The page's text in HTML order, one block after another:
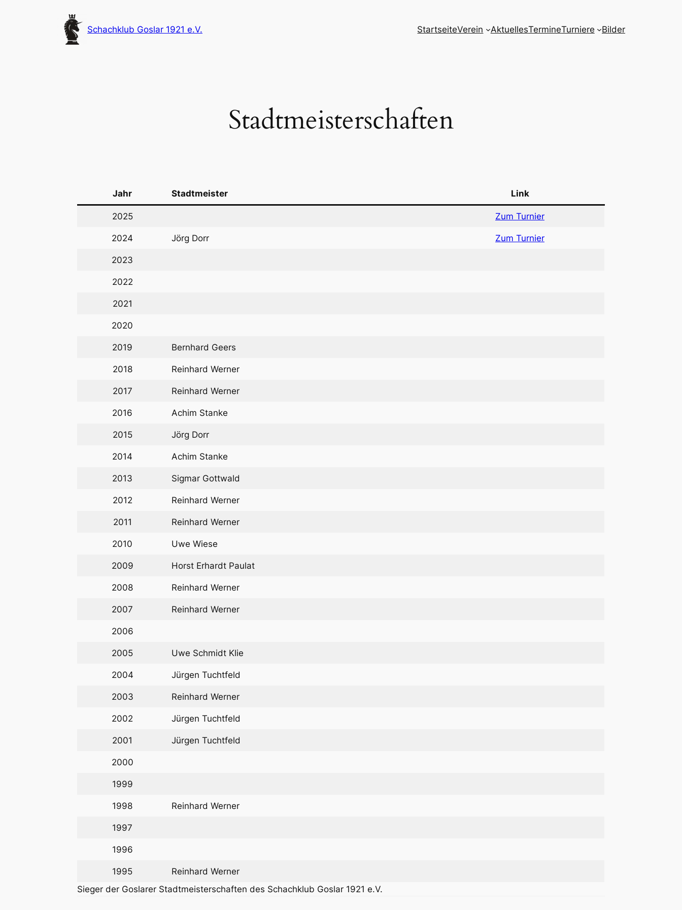
Schachklub Goslar 1921 e.V. StartseiteVerein AktuellesTermineTurniere Bilder
Stadtmeisterschaften
Jahr Stadtmeister Link
2025 Zum Turnier
2024 Jörg Dorr Zum Turnier
2023
2022
2021
2020
2019 Bernhard Geers
2018 Reinhard Werner
2017 Reinhard Werner
2016 Achim Stanke
2015 Jörg Dorr
2014 Achim Stanke
2013 Sigmar Gottwald
2012 Reinhard Werner
2011 Reinhard Werner
2010 Uwe Wiese
2009 Horst Erhardt Paulat
2008 Reinhard Werner
2007 Reinhard Werner
2006
2005 Uwe Schmidt Klie
2004 Jürgen Tuchtfeld
2003 Reinhard Werner
2002 Jürgen Tuchtfeld
2001 Jürgen Tuchtfeld
2000
1999
1998 Reinhard Werner
1997
1996
1995
Reinhard Werner
Sieger der Goslarer Stadtmeisterschaften des Schachklub Goslar 1921 e.V.